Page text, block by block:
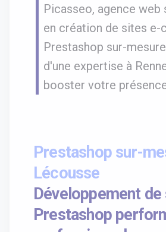
Picasseo, agence web
en création de sites e-
Prestashop sur-
d'une expertise à
booster votre
Prestashop sur-
Lécousse
Développement
Prestashop